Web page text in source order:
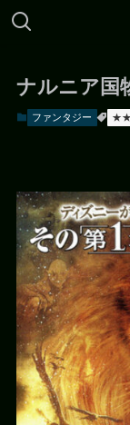
ナルニア国
ファンタジー